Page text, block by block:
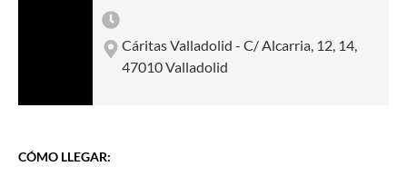
Cáritas Valladolid - C/ Alcarria, 12, 14,
47010 Valladolid
CÓMO LLEGAR: